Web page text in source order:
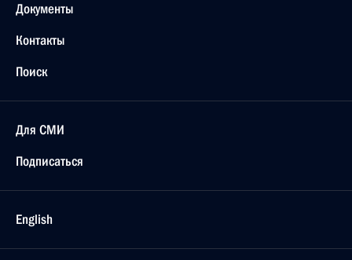
Документы
Контакты
Поиск
Для СМИ
Подписаться
English